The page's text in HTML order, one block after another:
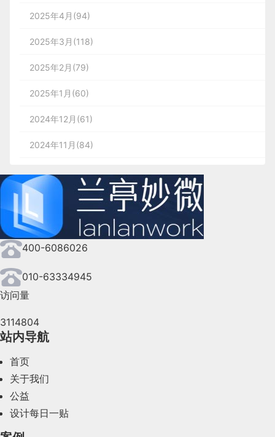
2025年4月(94)
2025年3月(118)
2025年2月(79)
2025年1月(60)
2024年12月(61)
2024年11月(84)
2024年9月(144)
2024年8月(164)
2024年7月(107)
2024年6月(63)
2024年4月(44)
2024年2月(58)
400-6086026
010-63334945
访问量
3114804
站内导航
首页
关于我们
公益
设计每日一贴